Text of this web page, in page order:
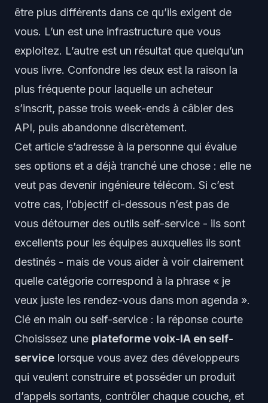
être plus différents dans ce qu’ils exigent de
vous. L’un est une infrastructure que vous
exploitez. L’autre est un résultat que quelqu’un
vous livre. Confondre les deux est la raison la
plus fréquente pour laquelle un acheteur
s’inscrit, passe trois week-ends à câbler des
API, puis abandonne discrètement.
Cet article s’adresse à la personne qui évalue
ses options et a déjà tranché une chose : elle ne
veut pas devenir ingénieure télécom. Si c’est
votre cas, l’objectif ci-dessous n’est pas de
vous détourner des outils self-service - ils sont
excellents pour les équipes auxquelles ils sont
destinés - mais de vous aider à voir clairement
quelle catégorie correspond à la phrase « je
veux juste les rendez-vous dans mon agenda ».
Clé en main ou self-service : la réponse courte
Choisissez une plateforme voix-IA en self-
service lorsque vous avez des développeurs
qui veulent construire et posséder un produit
d’appels sortants, contrôler chaque couche, et